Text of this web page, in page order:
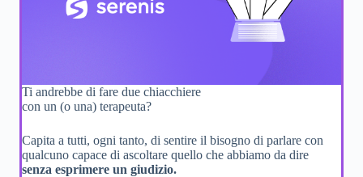
Ti andrebbe di fare due chiacchiere
con un (o una) terapeuta?
Capita a tutti, ogni tanto, di sentire il bisogno di parlare con
qualcuno capace di ascoltare quello che abbiamo da dire
senza esprimere un giudizio.